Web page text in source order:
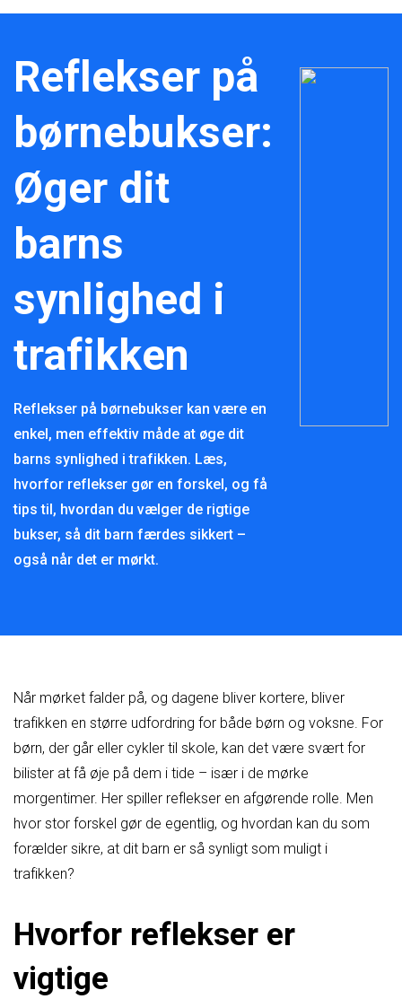
Reflekser på
børnebukser:
Øger dit
barns
synlighed i
trafikken
Reflekser på børnebukser kan være en
enkel, men effektiv måde at øge dit
barns synlighed i trafikken. Læs,
hvorfor reflekser gør en forskel, og få
tips til, hvordan du vælger de rigtige
bukser, så dit barn færdes sikkert –
også når det er mørkt.
Når mørket falder på, og dagene bliver kortere, bliver
trafikken en større udfordring for både børn og voksne. For
børn, der går eller cykler til skole, kan det være svært for
bilister at få øje på dem i tide – især i de mørke
morgentimer. Her spiller reflekser en afgørende rolle. Men
hvor stor forskel gør de egentlig, og hvordan kan du som
forælder sikre, at dit barn er så synligt som muligt i
trafikken?
Hvorfor reflekser er
vigtige